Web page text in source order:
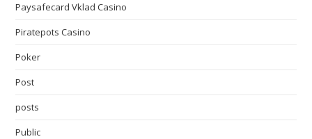
Paysafecard Vklad Casino
Piratepots Casino
Poker
Post
posts
Public